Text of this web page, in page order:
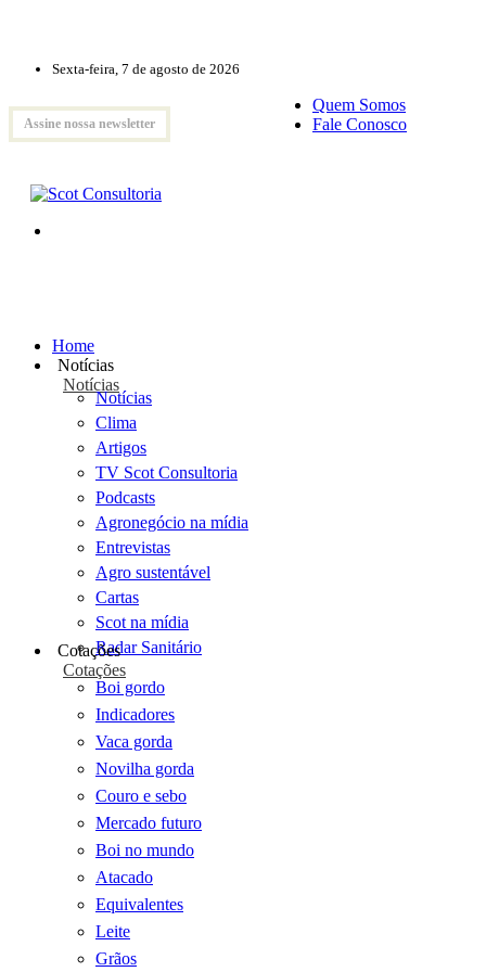
Sexta-feira, 7 de agosto de 2026
Assine nossa newsletter
Quem Somos
Fale Conosco
Home
Notícias
Notícias
Notícias
Clima
Artigos
TV Scot Consultoria
Podcasts
Agronegócio na mídia
Entrevistas
Agro sustentável
Cartas
Scot na mídia
Radar Sanitário
Cotações
Cotações
Boi gordo
Indicadores
Vaca gorda
Novilha gorda
Couro e sebo
Mercado futuro
Boi no mundo
Atacado
Equivalentes
Leite
Grãos